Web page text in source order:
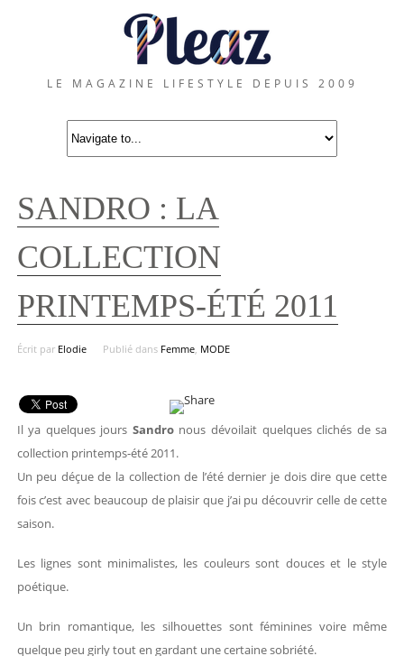
LE MAGAZINE LIFESTYLE DEPUIS 2009
SANDRO : LA
COLLECTION
PRINTEMPS-ÉTÉ 2011
Écrit par Elodie Publié dans Femme, MODE
Il ya quelques jours Sandronous dévoilait quelques clichés de sa
collection printemps-été 2011.
Un peu déçue de la collection de l’été dernier je dois dire que cette
fois c’est avec beaucoup de plaisir que j’ai pu découvrir celle de cette
saison.
Les lignes sont minimalistes, les couleurs sont douces et le style
poétique.
Un brin romantique, les silhouettes sont féminines voire même
quelque peu girly tout en gardant une certaine sobriété.